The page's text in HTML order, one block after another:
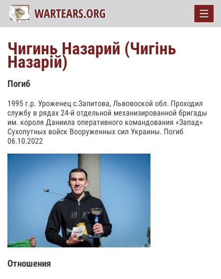
Чигинь Назарий (Чигінь
Назарій)
Погиб
1995 г.р. Уроженец с.Запитова, Львовоской обл. Проходил
службу в рядах 24-й отдельной механизированной бригады
им. короля Даниила оперативного командования «Запад»
Сухопутных войск Вооруженных сил Украины. Погиб
06.10.2022
Отношения